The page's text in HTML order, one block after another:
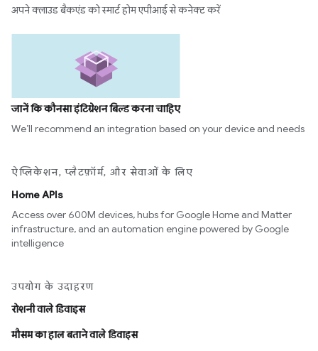
अपने क्लाउड बैकएंड को स्मार्ट होम एपीआई से कनेक्ट करें
जानें कि कौनसा इंटिग्रेशन बिल्ड करना चाहिए
We’ll recommend an integration based on your device and needs
ऐप्लिकेशन, प्लैटफ़ॉर्म, और सेवाओं के लिए
Home APIs
Access over 600M devices, hubs for Google Home and Matter
infrastructure, and an automation engine powered by Google
intelligence
उपयोग के उदाहरण
रोशनी वाले डिवाइस
मौसम का हाल बताने वाले डिवाइस